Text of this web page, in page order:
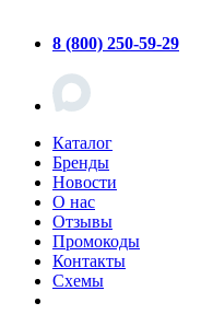
8 (800) 250-59-29
Каталог
Бренды
Новости
О нас
Отзывы
Промокоды
Контакты
Схемы